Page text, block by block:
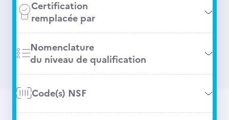
Certification
remplacée par
Nomenclature
du niveau de qualification
Code(s) NSF